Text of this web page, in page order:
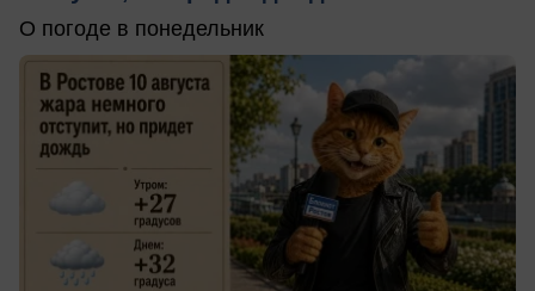
О погоде в понедельник